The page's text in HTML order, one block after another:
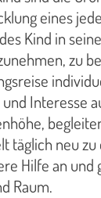
eines
Kind in
zu
Interesse
täglich neu
Hilfe an und
Raum.